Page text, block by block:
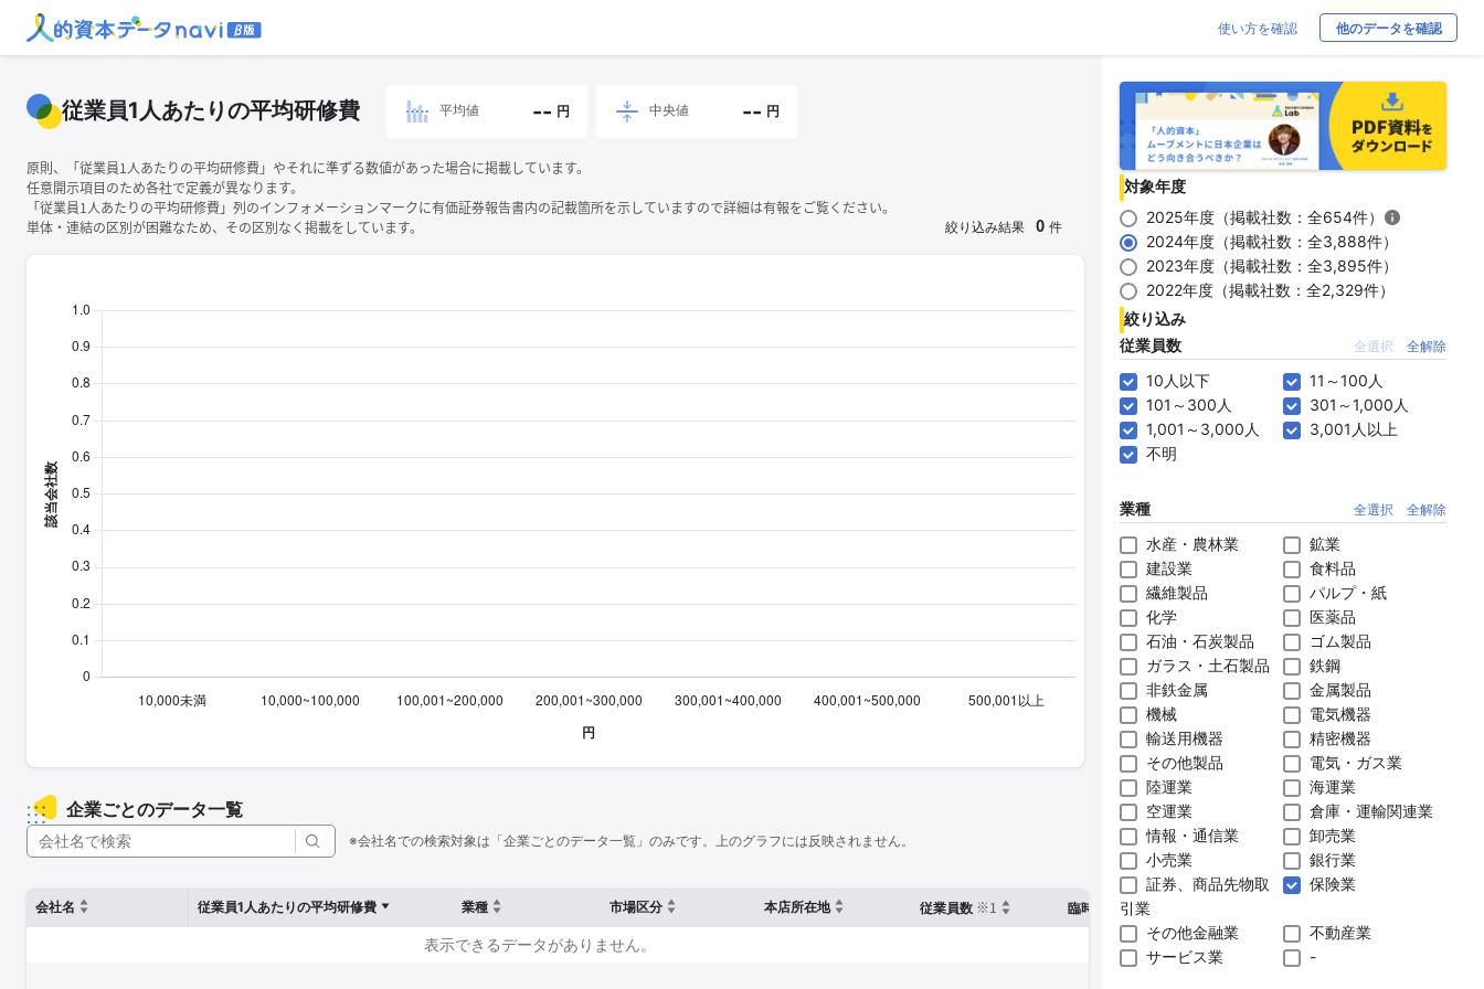
使い方を確認 他のデータを確認
従業員1人あたりの平均研修費 平均値 -- 円 中央値 -- 円
原則、「従業員1人あたりの平均研修費」やそれに準ずる数値があった場合に掲載しています。
任意開示項目のため各社で定義が異なります。
「従業員1人あたりの平均研修費」列のインフォメーションマークに有価証券報告書内の記載箇所を示していますので詳細は有報をご覧ください。
単体・連結の区別が困難なため、その区別なく掲載をしています。
絞り込み結果 0 件
企業ごとのデータ一覧
※会社名での検索対象は「企業ごとのデータ一覧」のみです。上のグラフには反映されません。
会社名 従業員1人あたりの平均研修費 業種 市場区分 本店所在地 従業員数 ※1 臨時従業員数
表示できるデータがありません。
対象年度
2025年度（掲載社数：全654件）
2024年度（掲載社数：全3,888件）
2023年度（掲載社数：全3,895件）
2022年度（掲載社数：全2,329件）
絞り込み
従業員数
全選択 全解除
10人以下
11～100人
101～300人
301～1,000人
1,001～3,000人
3,001人以上
不明
業種 全選択 全解除
水産・農林業
鉱業
建設業
食料品
繊維製品
パルプ・紙
化学
医薬品
石油・石炭製品
ゴム製品
ガラス・土石製品
鉄鋼
非鉄金属
金属製品
機械
電気機器
輸送用機器
精密機器
その他製品
電気・ガス業
陸運業
海運業
空運業
倉庫・運輸関連業
情報・通信業
卸売業
小売業
銀行業
証券、商品先物取
引業
保険業
その他金融業
不動産業
サービス業
-